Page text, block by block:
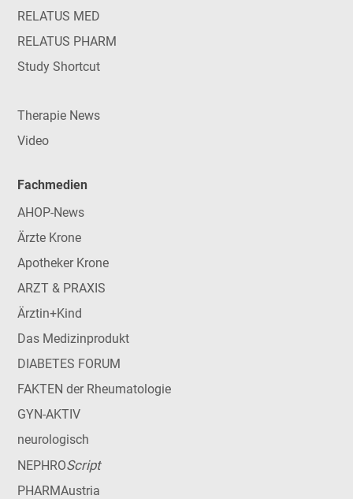
RELATUS MED
RELATUS PHARM
Study Shortcut
Therapie News
Video
Fachmedien
AHOP-News
Ärzte Krone
Apotheker Krone
ARZT & PRAXIS
Ärztin+Kind
Das Medizinprodukt
DIABETES FORUM
FAKTEN der Rheumatologie
GYN-AKTIV
neurologisch
NEPHROScript
PHARMAustria